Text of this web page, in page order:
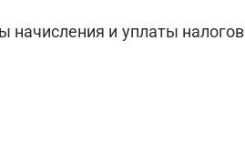
начисления и уплаты налогов